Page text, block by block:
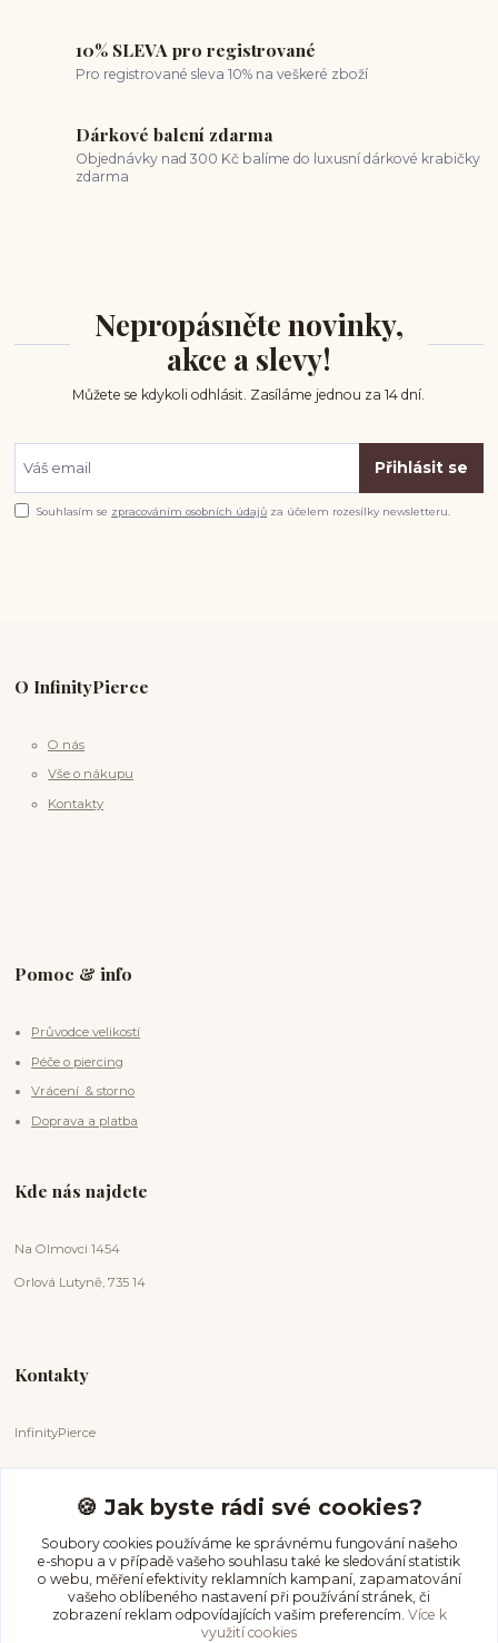
10% SLEVA pro registrované
Pro registrované sleva 10% na veškeré zboží
Dárkové balení zdarma
Objednávky nad 300 Kč balíme do luxusní dárkové krabičky
zdarma
Nepropásněte novinky,
akce a slevy!
Můžete se kdykoli odhlásit. Zasíláme jednou za 14 dní.
Přihlásit se
Souhlasím se zpracováním osobních údajů za účelem rozesílky newsletteru.
O InfinityPierce
O nás
Vše o nákupu
Kontakty
Pomoc & info
Průvodce velikostí
Péče o piercing
Vrácení & storno
Doprava a platba
Kde nás najdete
Na Olmovci 1454
Orlová Lutyně, 735 14
Kontakty
InfinityPierce
+420 731 681 038
(Po-Ne, 9-18 hod.)
info@infinitypierce.cz
🍪 Jak byste rádi své cookies?
Soubory cookies používáme ke správnému fungování našeho
e-shopu a v případě vašeho souhlasu také ke sledování statistik
o webu, měření efektivity reklamních kampaní, zapamatování
vašeho oblíbeného nastavení při používání stránek, či
zobrazení reklam odpovídajících vašim preferencím. Více k
využití cookies